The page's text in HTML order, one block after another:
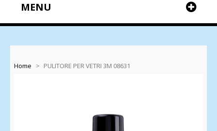
MENU
Home > PULITORE PER VETRI 3M 08631